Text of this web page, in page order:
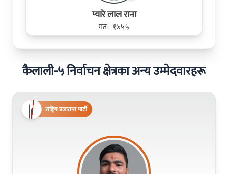
प्यारे लाल राना
मत:- १७५५
कैलाली-५ निर्वाचन क्षेत्रका अन्य उम्मेदवारहरू
राष्ट्रिय प्रजातन्त्र पार्टी